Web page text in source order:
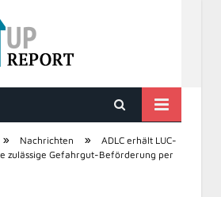
REPORT
» Nachrichten »
ADLC erhält LUC-
zulässige Gefahrgut-Beförderung per